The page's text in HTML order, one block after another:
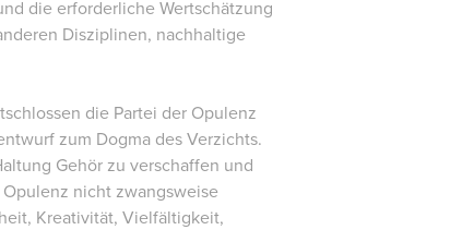
die erforderliche Wertschätzung
Disziplinen, nachhaltige
die Partei der Opulenz
zum Dogma des Verzichts.
Gehör zu verschaffen und
nicht zwangsweise
Kreativität, Vielfältigkeit,